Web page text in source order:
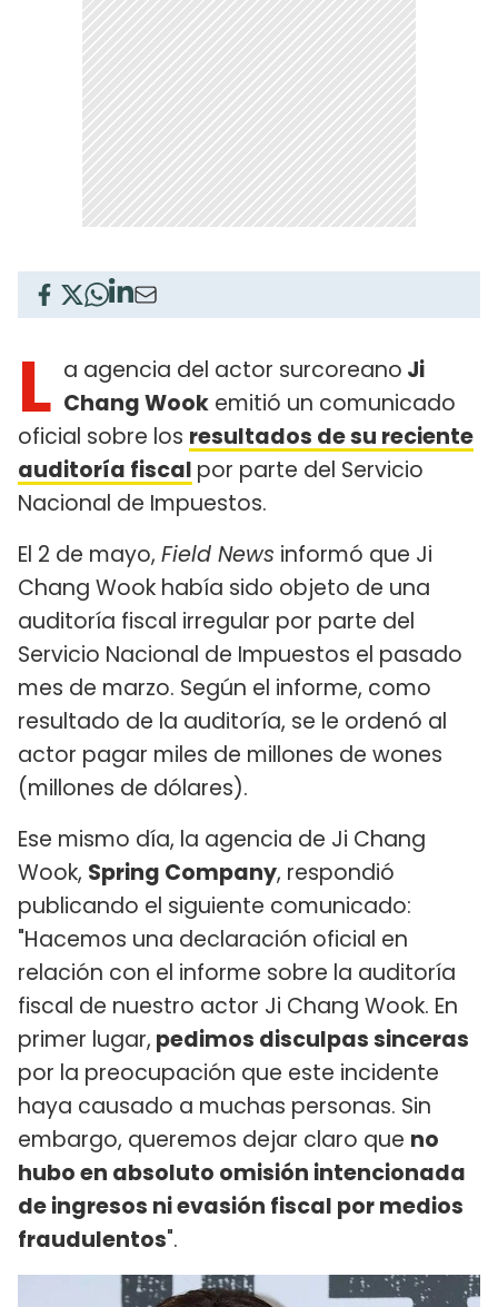
L a agencia del actor surcoreano Ji
Chang Wook emitió un comunicado
oficial sobre los resultados de su reciente
auditoría fiscal por parte del Servicio
Nacional de Impuestos.
El 2 de mayo, Field News informó que Ji
Chang Wook había sido objeto de una
auditoría fiscal irregular por parte del
Servicio Nacional de Impuestos el pasado
mes de marzo. Según el informe, como
resultado de la auditoría, se le ordenó al
actor pagar miles de millones de wones
(millones de dólares).
Ese mismo día, la agencia de Ji Chang
Wook, Spring Company, respondió
publicando el siguiente comunicado:
"Hacemos una declaración oficial en
relación con el informe sobre la auditoría
fiscal de nuestro actor Ji Chang Wook. En
primer lugar, pedimos disculpas sinceras
por la preocupación que este incidente
haya causado a muchas personas. Sin
embargo, queremos dejar claro que no
hubo en absoluto omisión intencionada
de ingresos ni evasión fiscal por medios
fraudulentos".